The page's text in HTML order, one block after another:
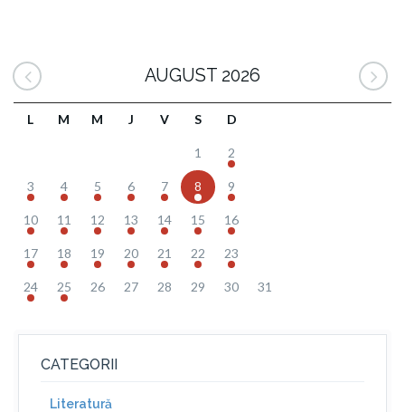
AUGUST 2026
L M M J V S D
1 2
3 4 5 6 7 8 9
10 11 12 13 14 15 16
17 18 19 20 21 22 23
24 25 26 27 28 29 30 31
CATEGORII
Literatură